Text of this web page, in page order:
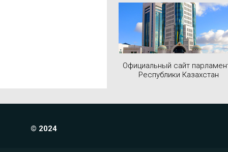
Официальный сайт
Республики Казахстан
© 2024